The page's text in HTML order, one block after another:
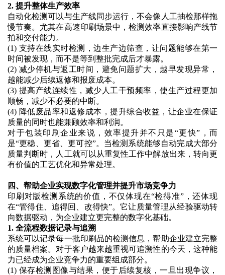
2. 提升整体生产效率
自动化检测可以与生产线同步运行，不会像人工抽检那样拖
慢节奏。尤其在高速印刷场景中，检测效率直接影响产线节
拍和交付能力。
(1) 支持在线实时检测，边生产边筛查，让问题能够在第一
时间被发现，而不是等到整批完成后才暴露。
(2) 减少停机与返工时间，避免问题扩大，越早发现异常，
越能减少后续返修和报废成本。
(3) 提高产线连续性，减少人工干预频率，使生产过程更加
顺畅，减少不必要的中断。
(4) 降低废品率和返修成本，提升综合收益，让企业在保证
质量的同时也能兼顾效率和利润。
对于包装印刷企业来说，效率提升并不只是“更快”，而
是“更稳、更省、更可控”。当检测系统能够自动完成大部分
质量判断时，人工就可以从重复性工作中解放出来，转向更
有价值的工艺优化和异常处理。
四、帮助企业实现数字化管理并提升市场竞争力
印刷对版检测系统的价值，不仅体现在“检得准”，还体现
在“管得住、追得回、改得快”。它让质量管理从经验驱动转
向数据驱动，为企业建立更完整的数字化基础。
1. 全流程数据记录与追溯
系统可以记录每一批印刷品的检测信息，帮助企业建立完整
的质量档案。对于客户越来越重视可追溯性的今天，这种能
力已经成为企业竞争力的重要组成部分。
(1) 保存检测图像与结果，便于后续复核，一旦出现争议，